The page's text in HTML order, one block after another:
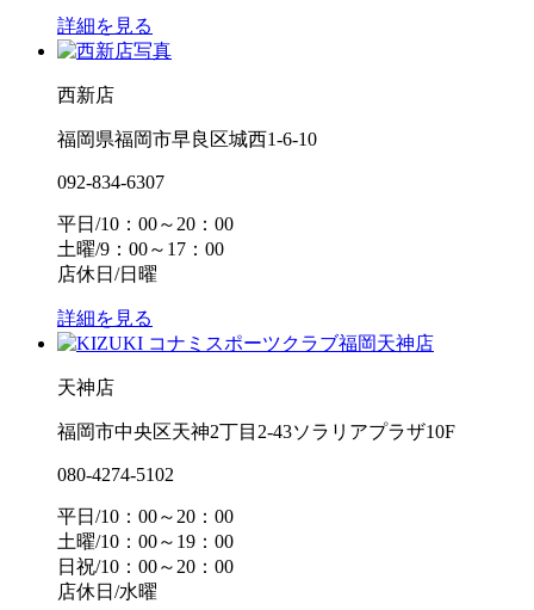
詳細を見る
西新店
福岡県福岡市早良区城西1-6-10
092-834-6307
平日/10：00～20：00
土曜/9：00～17：00
店休日/日曜
詳細を見る
天神店
福岡市中央区天神2丁目2-43ソラリアプラザ10F
080-4274-5102
平日/10：00～20：00
土曜/10：00～19：00
日祝/10：00～20：00
店休日/水曜